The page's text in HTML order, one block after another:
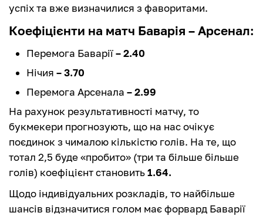
успіх та вже визначилися з фаворитами.
Коефіцієнти на матч Баварія – Арсенал:
Перемога Баварії– 2.40
Нічия – 3.70
Перемога Арсенала – 2.99
На рахунок результативності матчу, то
букмекери прогнозують, що на нас очікує
поєдинок з чималою кількістю голів. На те, що
тотал 2,5 буде «пробито» (три та більше більше
голів) коефіцієнт становить1.64.
Щодо індивідуальних розкладів, то найбільше
шансів відзначитися голом має форвард Баварії